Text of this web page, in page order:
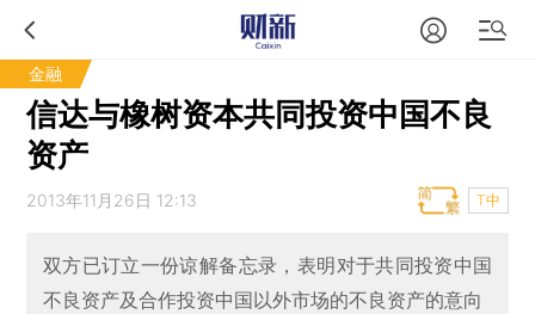
金融
信达与橡树资本共同投资中国不良
资产
2013年11月26日 12:13 T中
双方已订立一份谅解备忘录，表明对于共同投资中国
不良资产及合作投资中国以外市场的不良资产的意向